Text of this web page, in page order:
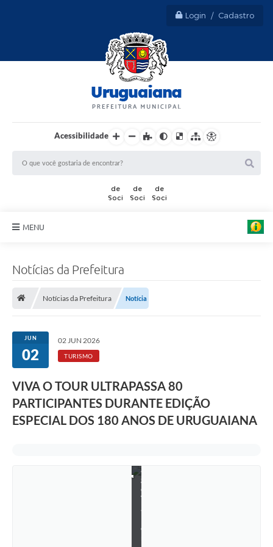
Login / Cadastro
Acessibilidade
MENU
Ouvidorias
Secretarias/Centrais
COVID-19
Prefeito Municipal
Notícias da Prefeitura
Notícias da Prefeitura Notícia
JUN
02
02 JUN 2026
TURISMO
VIVA O TOUR ULTRAPASSA 80
PARTICIPANTES DURANTE EDIÇÃO
ESPECIAL DOS 180 ANOS DE URUGUAIANA
F
o
t
o
a
g
o
V
a
e